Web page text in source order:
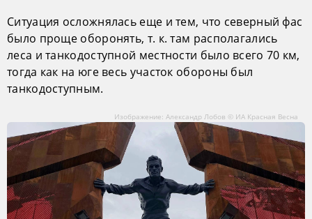
Ситуация осложнялась еще и тем, что северный фас
было проще оборонять, т. к. там располагались
леса и танкодоступной местности было всего 70 км,
тогда как на юге весь участок обороны был
танкодоступным.
Изображение: Александр Лобов © ИА Красная Весна